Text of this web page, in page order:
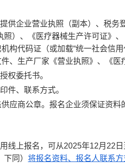
供企业营业执照（副本）、税
照）、《医疗器械生产许可证》
构代码证（或加载“统一社会信
、生产厂家《营业执照》、《
权委托书。
件、联系方式。
应商公章。报名企业须保证资
线上报名，可从2025年12月 22
下同） 将报名资料、报名人联系